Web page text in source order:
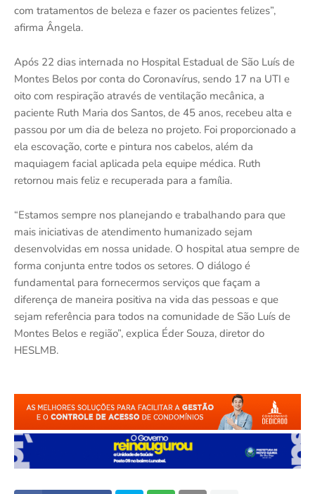
com tratamentos de beleza e fazer os pacientes felizes”,
afirma Ângela.
Após 22 dias internada no Hospital Estadual de São Luís de
Montes Belos por conta do Coronavírus, sendo 17 na UTI e
oito com respiração através de ventilação mecânica, a
paciente Ruth Maria dos Santos, de 45 anos, recebeu alta e
passou por um dia de beleza no projeto. Foi proporcionado a
ela escovação, corte e pintura nos cabelos, além da
maquiagem facial aplicada pela equipe médica. Ruth
retornou mais feliz e recuperada para a família.
“Estamos sempre nos planejando e trabalhando para que
mais iniciativas de atendimento humanizado sejam
desenvolvidas em nossa unidade. O hospital atua sempre de
forma conjunta entre todos os setores. O diálogo é
fundamental para fornecermos serviços que façam a
diferença de maneira positiva na vida das pessoas e que
sejam referência para todos na comunidade de São Luís de
Montes Belos e região”, explica Éder Souza, diretor do
HESLMB.